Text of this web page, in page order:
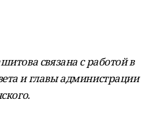
связана с работой в
и главы администрации